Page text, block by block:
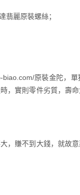
翡麗原裝螺絲；
原裝金陀，
，實則零件劣質，壽
，賺不到大錢，就故